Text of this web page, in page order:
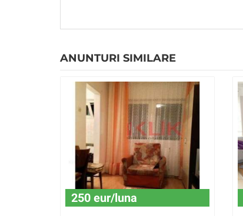
ANUNTURI SIMILARE
250 eur/luna